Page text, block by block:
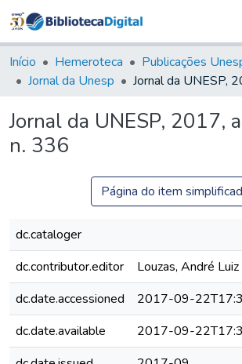
&
Coleções
Tudo na
Digital
Início Hemeroteca
Publicações
Jornal da Unesp
Jornal da UNESP, 2017,
n. 336
Página do item
dc.cataloger
dc.contributor.editor
Louzas, André Luiz
dc.date.accessioned
2017-09-
dc.date.available
2017-09-